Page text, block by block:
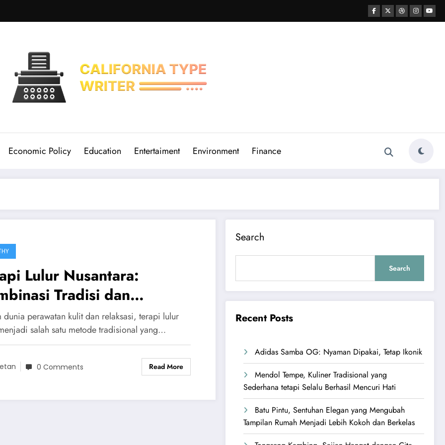
Economic Policy Education Entertaiment Environment Finance
Lulur Nusantara:
Tradisi dan
2026
dunia perawatan kulit dan relaksasi, terapi lulur
salah satu metode tradisional yang…
0 Comments Read More
Search
Search
Recent Posts
Adidas Samba OG: Nyaman Dipakai, Tetap Ikonik
Mendol Tempe, Kuliner Tradisional yang
Sederhana tetapi Selalu Berhasil Mencuri Hati
Batu Pintu, Sentuhan Elegan yang Mengubah
Tampilan Rumah Menjadi Lebih Kokoh dan Berkelas